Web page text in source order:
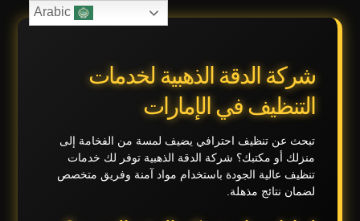
شركة الدقة الذهبية لخدمات
التنظيف في الإمارات
تبحث عن تنظيف احترافي يضيف لمسة من الفخامة إلى
منزلك أو مكتبك؟ شركة الدقة الذهبية توفر لك خدمات
تنظيف عالية الجودة باستخدام مواد آمنة وفريق متخصص
لضمان نتائج مذهلة.
Arabic